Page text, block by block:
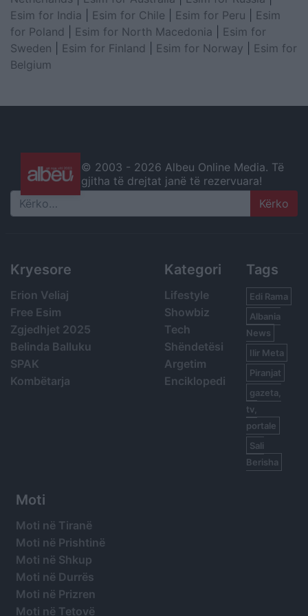
Esim for India
Esim for Chile Esim for Peru
Esim
for Poland
Esim for North Macedonia
Esim for
Sweden
Esim for Finland Esim for Norway
Esim for
Belgium
© 2003 - 2026 Albeu Online Media. Të
gjitha të drejtat janë të rezervuara!
Search
Kryesore
Erion Veliaj
Free Esim
Zgjedhjet 2025
Belinda Balluku
SPAK
Kombëtarja
Kategori
Lifestyle
Showbiz
Tech
Shëndetësi
Argetim
Enciklopedi
Tags
Edi Rama
Albania
News
Ilir Meta
Piranjat
gazeta,
tv,
portale
Sali
Berisha
Moti
Moti në Tiranë
Moti në Prishtinë
Moti në Shkup
Moti në Durrës
Moti në Prizren
Moti në Tetovë